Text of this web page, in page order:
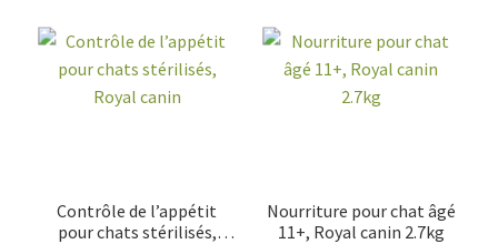
Contrôle de l’appétit
pour chats stérilisés,
Nourriture pour chat âgé
11+, Royal canin 2.7kg